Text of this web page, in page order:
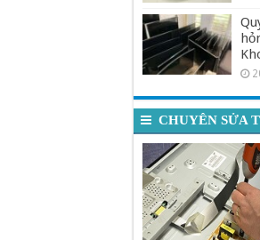
CHUYÊN SỬA